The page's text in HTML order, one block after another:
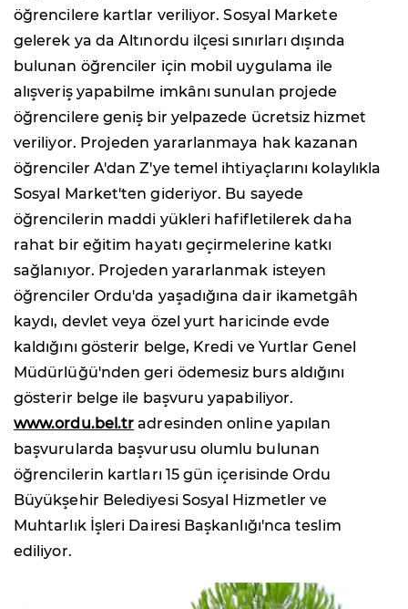
öğrencilere kartlar veriliyor. Sosyal Markete
gelerek ya da Altınordu ilçesi sınırları dışında
bulunan öğrenciler için mobil uygulama ile
alışveriş yapabilme imkânı sunulan projede
öğrencilere geniş bir yelpazede ücretsiz hizmet
veriliyor. Projeden yararlanmaya hak kazanan
öğrenciler A'dan Z'ye temel ihtiyaçlarını kolaylıkla
Sosyal Market'ten gideriyor. Bu sayede
öğrencilerin maddi yükleri hafifletilerek daha
rahat bir eğitim hayatı geçirmelerine katkı
sağlanıyor. Projeden yararlanmak isteyen
öğrenciler Ordu'da yaşadığına dair ikametgâh
kaydı, devlet veya özel yurt haricinde evde
kaldığını gösterir belge, Kredi ve Yurtlar Genel
Müdürlüğü'nden geri ödemesiz burs aldığını
gösterir belge ile başvuru yapabiliyor.
www.ordu.bel.tr adresinden online yapılan
başvurularda başvurusu olumlu bulunan
öğrencilerin kartları 15 gün içerisinde Ordu
Büyükşehir Belediyesi Sosyal Hizmetler ve
Muhtarlık İşleri Dairesi Başkanlığı'nca teslim
ediliyor.